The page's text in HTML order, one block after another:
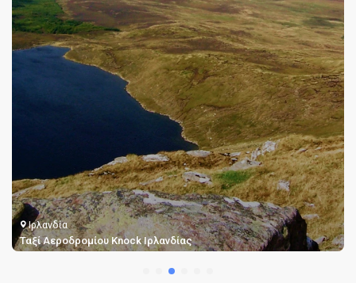
Ιρλανδία
Ταξί Αεροδρομίου Knock Ιρλανδίας